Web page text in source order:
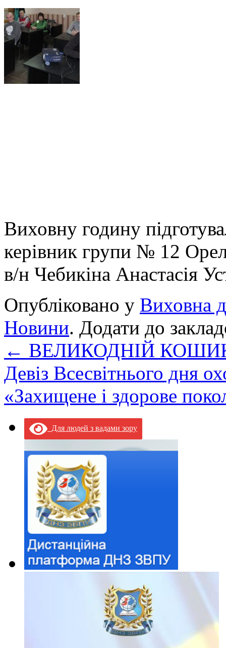
Виховну годину
керівник групи № 12
в/н Чебикіна Анастасія
Опубліковано у Виховна
Новини. Додати до
← ВЕЛИКОДНІЙ
Девіз Всесвітнього дня
«Захищене і здорове
Для людей з вадами зору